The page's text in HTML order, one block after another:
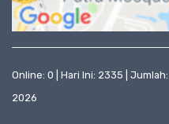
Online: 0 | Hari Ini: 2335 |
2026